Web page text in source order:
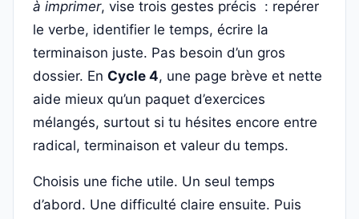
à imprimer, vise trois gestes précis : repérer
le verbe, identifier le temps, écrire la
terminaison juste. Pas besoin d’un gros
dossier. En Cycle 4, une page brève et nette
aide mieux qu’un paquet d’exercices
mélangés, surtout si tu hésites encore entre
radical, terminaison et valeur du temps.
Choisis une fiche utile. Un seul temps
d’abord. Une difficulté claire ensuite. Puis